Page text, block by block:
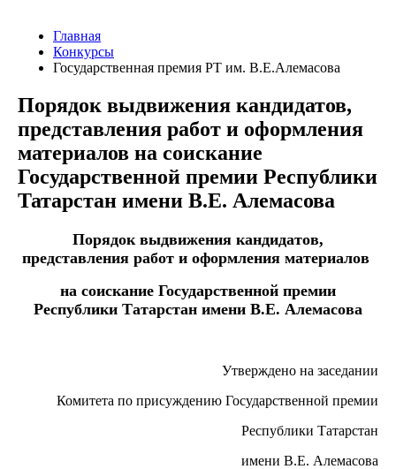
Главная
Конкурсы
Государственная премия РТ им. В.Е.Алемасова
Порядок выдвижения кандидатов,
представления работ и оформления
материалов на соискание
Государственной премии Республики
Татарстан имени В.Е. Алемасова
Порядок выдвижения кандидатов,
представления работ и оформления материалов
на соискание Государственной премии
Республики Татарстан имени В.Е. Алемасова
Утверждено на заседании
Комитета по присуждению Государственной премии
Республики Татарстан
имени В.Е. Алемасова